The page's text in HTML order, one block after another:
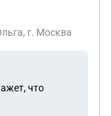
программа -
что в ней
-
г. Москва
что